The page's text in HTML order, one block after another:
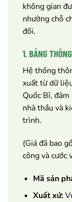
không gian
nhường chỗ
đối.
1. BẢNG
Hệ thống
xuất từ dữ
Quốc Bỉ,
nhà thầu và
trình.
(Giá đã bao
công và cước
Mã sản
Xuất xứ: